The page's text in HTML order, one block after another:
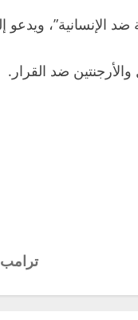
الإنسانية”،
ضد القرار.